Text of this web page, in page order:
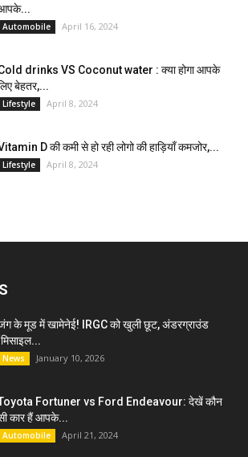
Automobile April 16, 2024
drinks VS Coconut water : क्या होगा आपके
बेहतर,...
Lifestyle April 8, 2024
D की कमी से हो रही लोगो की हाड़ियाँ कमजोर,...
Lifestyle April 8, 2024
के मूड में खामेनेई! IRGC को खुली छूट, अंडरग्राउंड
News January 10, 2026
Fortuner vs Ford Endeavour: देखें कौन
कार हैं आपके...
Automobile April 21, 2024